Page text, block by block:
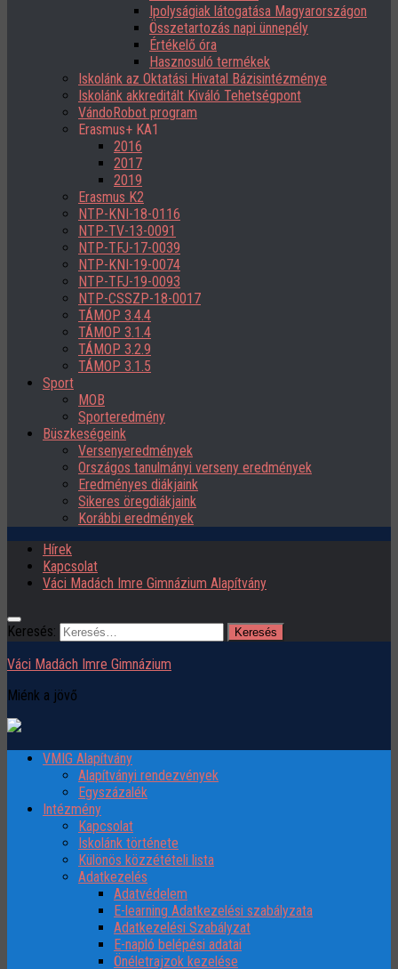
Ipolyságiak látogatása Magyarországon
Összetartozás napi ünnepély
Értékelő óra
Hasznosuló termékek
Iskolánk az Oktatási Hivatal Bázisintézménye
Iskolánk akkreditált Kiváló Tehetségpont
VándoRobot program
Erasmus+ KA1
2016
2017
2019
Erasmus K2
NTP-KNI-18-0116
NTP-TV-13-0091
NTP-TFJ-17-0039
NTP-KNI-19-0074
NTP-TFJ-19-0093
NTP-CSSZP-18-0017
TÁMOP 3.4.4
TÁMOP 3.1.4
TÁMOP 3.2.9
TÁMOP 3.1.5
Sport
MOB
Sporteredmény
Büszkeségeink
Versenyeredmények
Országos tanulmányi verseny eredmények
Eredményes diákjaink
Sikeres öregdiákjaink
Korábbi eredmények
Hírek
Kapcsolat
Váci Madách Imre Gimnázium Alapítvány
Keresés:
Váci Madách Imre Gimnázium
Miénk a jövő
VMIG Alapítvány
Alapítványi rendezvények
Egyszázalék
Intézmény
Kapcsolat
Iskolánk története
Különös közzétételi lista
Adatkezelés
Adatvédelem
E-learning Adatkezelési szabályzata
Adatkezelési Szabályzat
E-napló belépési adatai
Önéletrajzok kezelése